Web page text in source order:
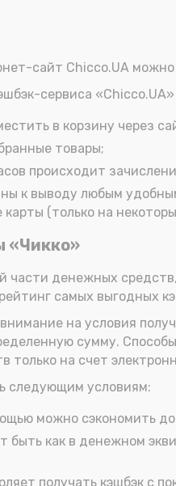
сайт Chicco.UA
сервиса «Chicco.UA»
в корзину через
товары;
происходит
к выводу любым
(только на
«Чикко»
части денежных
самых выгодных
на условия
сумму.
на счет
следующим условиям:
можно сэкономить до
как в денежном
получать кэшбэк с